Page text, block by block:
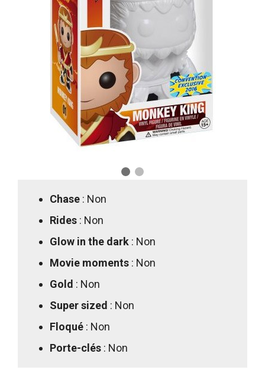
Chase : Non
Rides : Non
Glow in the dark : Non
Movie moments : Non
Gold : Non
Super sized : Non
Floqué : Non
Porte-clés : Non